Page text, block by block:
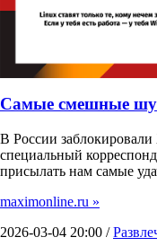
Самые смешные
В России
специальный
присылать нам самые
maximonline.ru »
2026-03-04 20:00 /